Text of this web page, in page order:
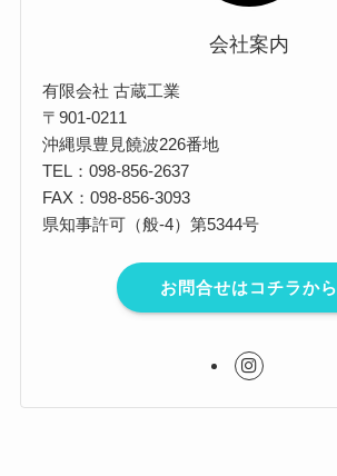
会社案内
有限会社 古蔵工業
〒901-0211
沖縄県豊見饒波226番地
TEL：098-856-2637
FAX：098-856-3093
県知事許可（般-4）第5344号
お問合せはコチラから